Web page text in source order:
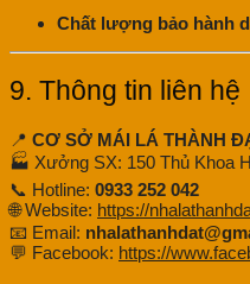
Chất lượng bảo hành
9. Thông tin liên hệ
📍 CƠ SỞ MÁI LÁ THÀNH
🏭 Xưởng SX: 150 Thủ Khoa
📞 Hotline: 0933 252 042
🌐 Website: https://
📧 Email:
💬 Facebook: https://